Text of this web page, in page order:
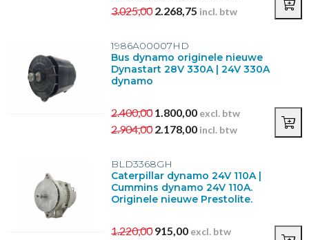
Poelie diameter (mm)
Ribben poelie
(4)
(9)
3.025,002.268,75 incl. btw
1986A00007HD
Bus dynamo originele nieuwe
Dynastart 28V 330A | 24V 330A
dynamo
2.400,001.800,00 excl. btw
2.904,002.178,00 incl. btw
BLD3368GH
Caterpillar dynamo 24V 110A |
Cummins dynamo 24V 110A.
Originele nieuwe Prestolite.
1.220,00915,00 excl. btw